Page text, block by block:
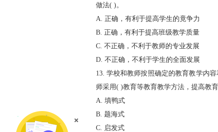
做法( )。
A. 正确，有利于提高学生的竟争力
B. 正确，有利于提高班级教学质量
C. 不正确，不利于教师的专业发展
D. 不正确，不利于学生的全面发展
13. 学校和教师按照确定的教育教学内
师采用( )教育等教育教学方法，提高教
A. 填鸭式
B. 题海式
C. 启发式
×